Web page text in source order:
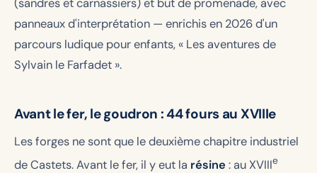
(sandres et carnassiers) et but de promenade, avec
panneaux d'interprétation — enrichis en 2026 d'un
parcours ludique pour enfants, « Les aventures de
Sylvain le Farfadet ».
Avant le fer, le goudron : 44 fours au XVIIIe
Les forges ne sont que le deuxième chapitre industriel
de Castets. Avant le fer, il y eut la résine : au XVIIIe